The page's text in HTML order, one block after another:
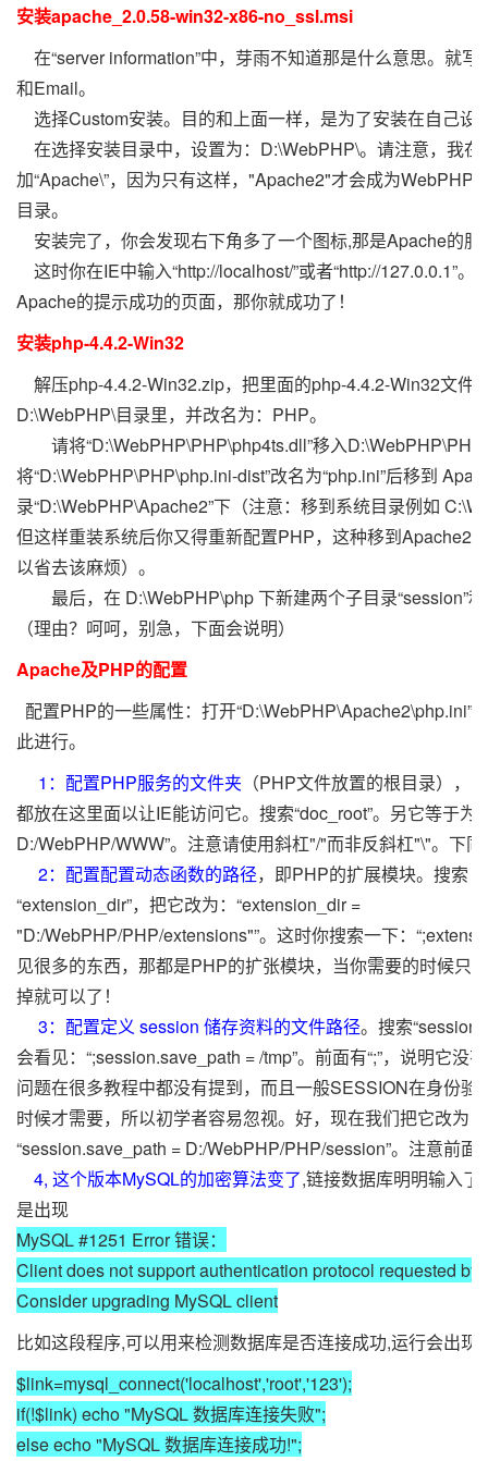
安装apache_2.0.58-win32-x86-no_ssl.msi
在“server information”中，芽雨不知道那是什么意思。就写
和Email。
选择Custom安装。目的和上面一样，是为了安装在自己设
在选择安装目录中，设置为：D:\WebPHP\。请注意，我在
加“Apache\”，因为只有这样，"Apache2"才会成为WebPHP
目录。
安装完了，你会发现右下角多了一个图标,那是Apache的服
这时你在IE中输入“http://localhost/”或者“http://127.0.0.1”。
Apache的提示成功的页面，那你就成功了！
安装php-4.4.2-Win32
解压php-4.4.2-Win32.zip，把里面的php-4.4.2-Win32文件
D:\WebPHP\目录里，并改名为：PHP。
请将“D:\WebPHP\PHP\php4ts.dll”移入
将“D:\WebPHP\PHP\php.ini-dist”改名为“php.ini”后移到
录“D:\WebPHP\Apache2”下（注意：移到系统目录例如
但这样重装系统后你又得重新配置PHP，这种移到Apache2
以省去该麻烦）。
最后，在 D:\WebPHP\php 下新建两个子目录“session”和
（理由？呵呵，别急，下面会说明）
Apache及PHP的配置
配置PHP的一些属性：打开“D:\WebPHP\Apache2\php.ini”
此进行。
1：配置PHP服务的文件夹 （PHP文件放置的根目录），
都放在这里面以让IE能访问它。搜索“doc_root”。另它等于为
D:/WebPHP/WWW”。注意请使用斜杠"/"而非反斜杠"\"。下
2：配置配置动态函数的路径，即PHP的扩展模块。搜索
“extension_dir”，把它改为：“extension_dir =
"D:/WebPHP/PHP/extensions"”。这时你搜索一下：
见很多的东西，那都是PHP的扩张模块，当你需要的时候只
掉就可以了！
3：配置定义 session 储存资料的文件路径。搜索
会看见：“;session.save_path = /tmp”。前面有“;”，说明它没
问题在很多教程中都没有提到，而且一般SESSION在身份验
时候才需要，所以初学者容易忽视。好，现在我们把它改为：
“session.save_path = D:/WebPHP/PHP/session”。注意前面
4, 这个版本MySQL的加密算法变了,链接数据库明明输入了
是出现
MySQL #1251 Error 错误：
Client does not support authentication protocol requested by
Consider upgrading MySQL client
比如这段程序,可以用来检测数据库是否连接成功,运行会出现
$link=mysql_connect('localhost','root','123');
if(!$link) echo "MySQL 数据库连接失败";
else echo "MySQL 数据库连接成功!";